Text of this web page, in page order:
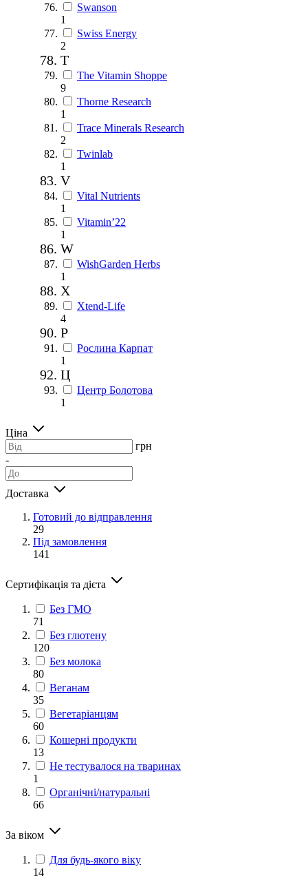
Swanson
1
Swiss Energy
2
T
The Vitamin Shoppe
9
Thorne Research
1
Trace Minerals Research
2
Twinlab
1
V
Vital Nutrients
1
Vitamin’22
1
W
WishGarden Herbs
1
X
Xtend-Life
4
Р
Рослина Карпат
1
Ц
Центр Болотова
1
Ціна
грн
-
Доставка
Готовий до відправлення
29
Під замовлення
141
Сертифікація та дієта
Без ГМО
71
Без глютену
120
Без молока
80
Веганам
35
Вегетаріанцям
60
Кошерні продукти
13
Не тестувалося на тваринах
1
Органічні/натуральні
66
За віком
Для будь-якого віку
14